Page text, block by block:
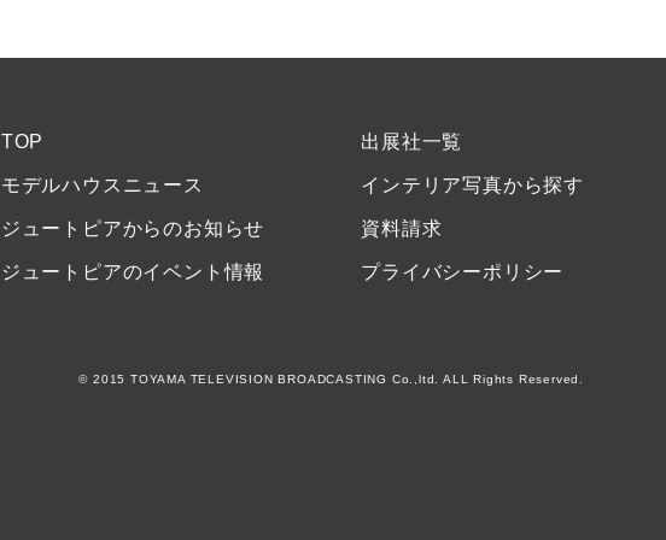
TOP
モデルハウスニュース
ジュートピアからのお知らせ
ジュートピアのイベント情報
出展社一覧
インテリア写真から探す
資料請求
プライバシーポリシー
© 2015 TOYAMA TELEVISION BROADCASTING Co.,ltd. ALL Rights Reserved.